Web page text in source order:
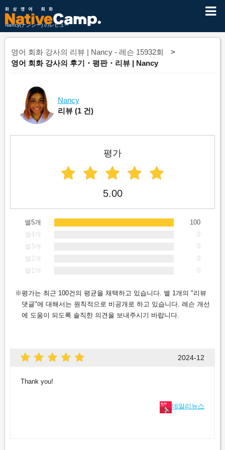
Nancy(ナンシー) のレビュー
영어 회화 강사의 리뷰 | Nancy - 레슨 15932회
영어 회화 강사의 후기・평판・리뷰 | Nancy
Nancy
리뷰 (1 건)
평가
5.00
별5개
100
별4개
0
별3개
0
별2개
0
별1개
0
평가는 최근 100건의 평균을 채택하고 있습니다. 별 1개의 "리뷰
댓글"에 대해서는 원칙적으로 비공개로 하고 있습니다. 레슨 개선
에 도움이 되도록 솔직한 의견을 보내주시기 바랍니다.
2024-12
Thank you!
데일리뉴스